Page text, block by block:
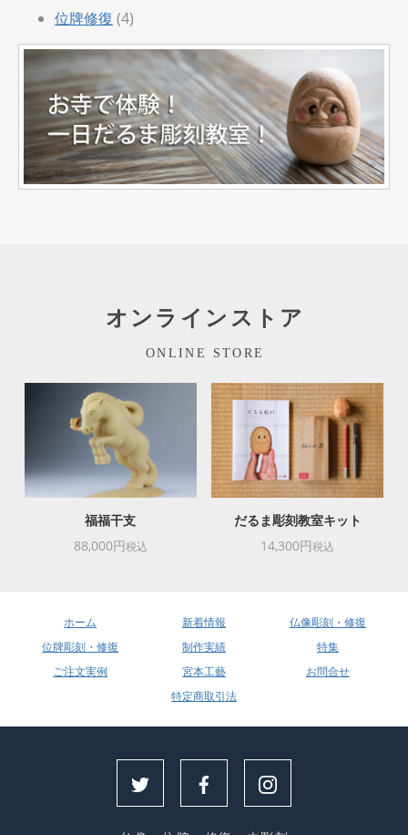
位牌修復 (4)
オンラインストア
ONLINE STORE
福福干支
88,000円税込
だるま彫刻教室キット
14,300円税込
ホーム 新着情報
仏像彫刻・修復
位牌彫刻・修復
制作実績
特集
ご注文実例
宮本工藝
お問合せ
特定商取引法